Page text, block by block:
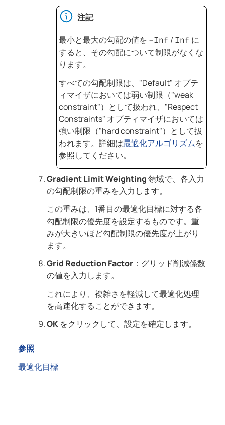
注記
最小と最大の勾配の値を -Inf / Inf に
すると、その勾配について制限がなくな
ります。
すべての勾配制限は、"Default" オプテ
ィマイザにおいては弱い制限（"weak
constraint"）として扱われ、"Respect
Constraints" オプティマイザにおいては
強い制限（"hard constraint"）として扱
われます。詳細は最適化アルゴリズムを
参照してください。
Gradient Limit Weighting領域で、各入力
の勾配制限の重みを入力します。
この重みは、1番目の最適化目標に対する各
勾配制限の優先度を設定するものです。重
みが大きいほど勾配制限の優先度が上がり
ます。
Grid Reduction Factor：グリッド削減係数
の値を入力します。
これにより、複雑さを軽減して最適化処理
を高速化することができます。
OKをクリックして、設定を確定します。
参照
最適化目標